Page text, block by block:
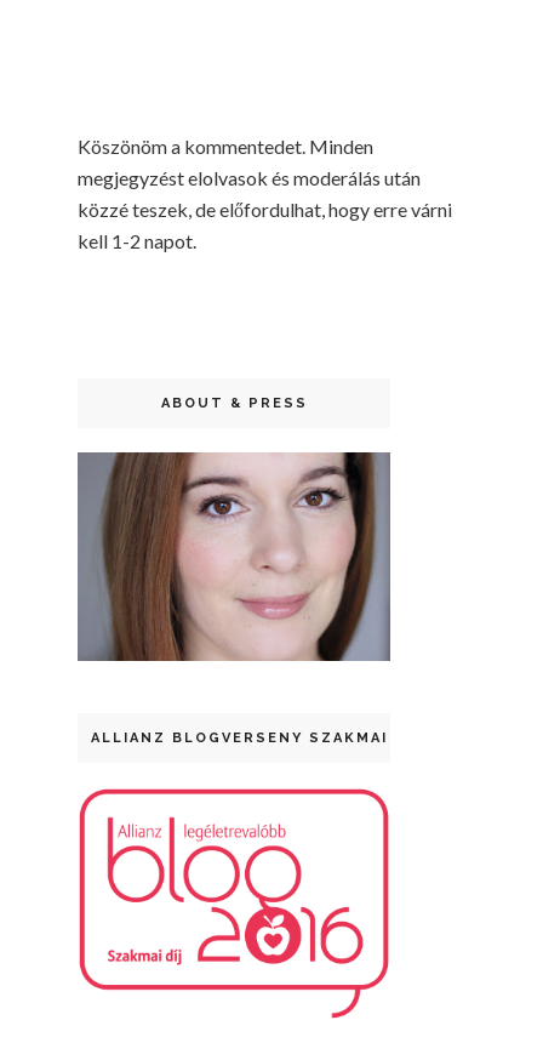
Köszönöm a kommentedet. Minden
megjegyzést elolvasok és moderálás után
közzé teszek, de előfordulhat, hogy erre várni
kell 1-2 napot.
ABOUT & PRESS
ALLIANZ BLOGVERSENY SZAKMAI DÍJ